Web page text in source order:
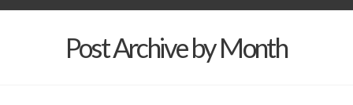
Post Archive by Month